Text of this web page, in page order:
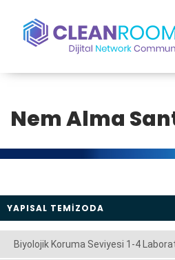
Nem Alma
YAPISAL TEMİZODA
Biyolojik Koruma Seviyesi 1-4